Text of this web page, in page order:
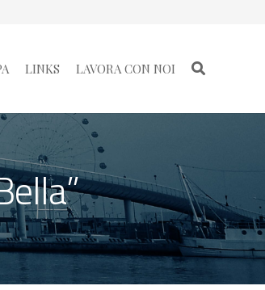
LINKS LAVORA CON NOI